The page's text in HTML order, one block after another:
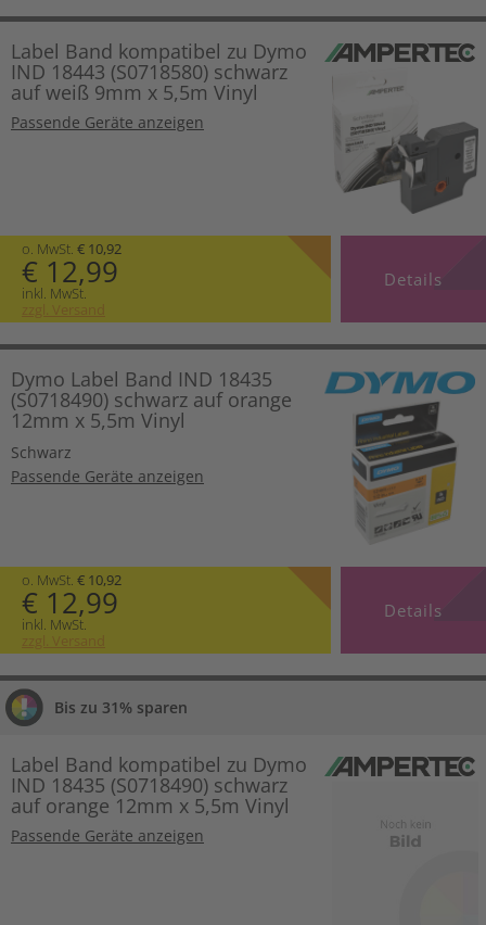
Label Band kompatibel zu Dymo
IND 18443 (S0718580) schwarz
auf weiß 9mm x 5,5m Vinyl
Passende Geräte anzeigen
o. MwSt. € 10,92
€ 12,99
inkl. MwSt.
zzgl. Versand
Details
Dymo Label Band IND 18435
(S0718490) schwarz auf orange
12mm x 5,5m Vinyl
Schwarz
Passende Geräte anzeigen
o. MwSt. € 10,92
€ 12,99
inkl. MwSt.
zzgl. Versand
Details
Bis zu 31% sparen
Label Band kompatibel zu Dymo
IND 18435 (S0718490) schwarz
auf orange 12mm x 5,5m Vinyl
Passende Geräte anzeigen